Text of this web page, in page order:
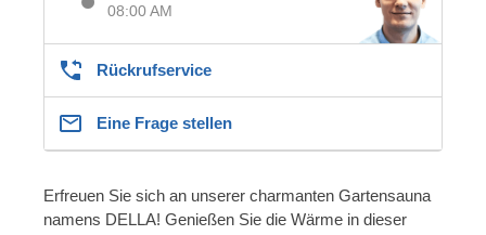
08:00 AM
Rückrufservice
Eine Frage stellen
Erfreuen Sie sich an unserer charmanten Gartensauna
namens DELLA! Genießen Sie die Wärme in dieser